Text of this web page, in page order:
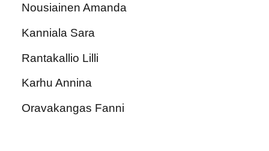
Nousiainen Amanda
Kanniala Sara
Rantakallio Lilli
Karhu Annina
Oravakangas Fanni